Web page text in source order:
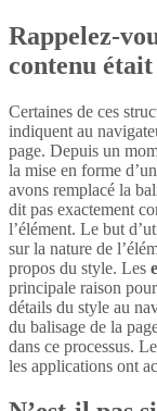
Rappelez-
contenu
Certaines de ces
indiquent au
page. Depuis un
la mise en forme
avons remplacé la
dit pas exactement
l’élément. Le but
sur la nature de
propos du style. Les
principale raison
détails du style au
du balisage de la
dans ce processus.
les applications ont